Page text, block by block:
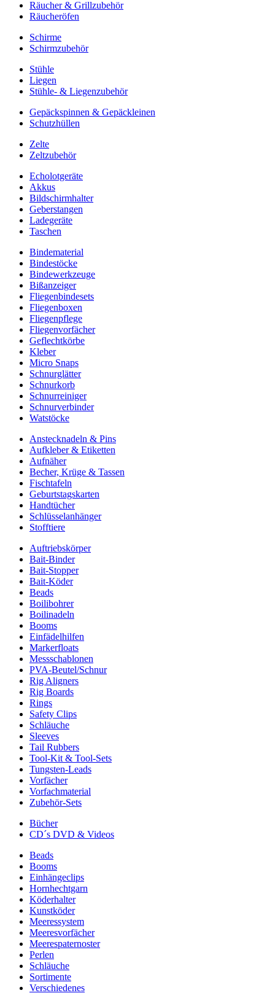
Räucher & Grillzubehör
Räucheröfen
Schirme
Schirmzubehör
Stühle
Liegen
Stühle- & Liegenzubehör
Gepäckspinnen & Gepäckleinen
Schutzhüllen
Zelte
Zeltzubehör
Echolotgeräte
Akkus
Bildschirmhalter
Geberstangen
Ladegeräte
Taschen
Bindematerial
Bindestöcke
Bindewerkzeuge
Bißanzeiger
Fliegenbindesets
Fliegenboxen
Fliegenpflege
Fliegenvorfächer
Geflechtkörbe
Kleber
Micro Snaps
Schnurglätter
Schnurkorb
Schnurreiniger
Schnurverbinder
Watstöcke
Anstecknadeln & Pins
Aufkleber & Etiketten
Aufnäher
Becher, Krüge & Tassen
Fischtafeln
Geburtstagskarten
Handtücher
Schlüsselanhänger
Stofftiere
Auftriebskörper
Bait-Binder
Bait-Stopper
Bait-Köder
Beads
Boilibohrer
Boilinadeln
Booms
Einfädelhilfen
Markerfloats
Messschablonen
PVA-Beutel/Schnur
Rig Aligners
Rig Boards
Rings
Safety Clips
Schläuche
Sleeves
Tail Rubbers
Tool-Kit & Tool-Sets
Tungsten-Leads
Vorfächer
Vorfachmaterial
Zubehör-Sets
Bücher
CD´s DVD & Videos
Beads
Booms
Einhängeclips
Hornhechtgarn
Köderhalter
Kunstköder
Meeressystem
Meeresvorfächer
Meerespaternoster
Perlen
Schläuche
Sortimente
Verschiedenes